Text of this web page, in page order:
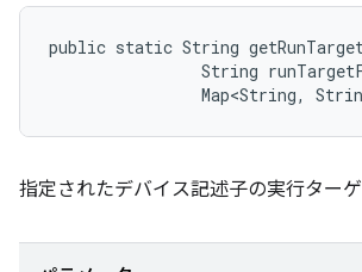
public static String
String
Map<String,
指定されたデバイス記述子の実行ターゲ